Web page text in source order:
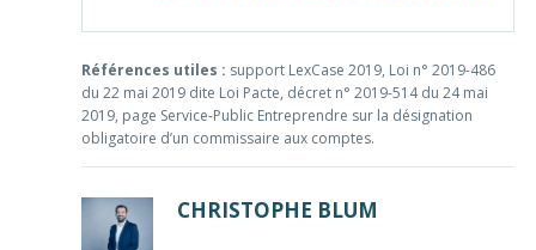
Références utiles : support LexCase 2019, Loi n° 2019-486
du 22 mai 2019 dite Loi Pacte, décret n° 2019-514 du 24 mai
2019, page Service-Public Entreprendre sur la désignation
obligatoire d’un commissaire aux comptes.
CHRISTOPHE BLUM